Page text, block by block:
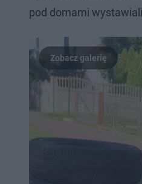
pod domami